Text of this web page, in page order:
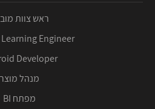
ראש צוות
Engineer
Developer
מנהל מוצר
מפתח BI